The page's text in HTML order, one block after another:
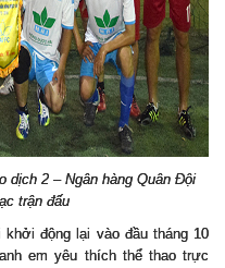
dịch 2 – Ngân hàng Quân Đội
trận đấu
động lại vào đầu tháng 10
em yêu thích thể thao trực